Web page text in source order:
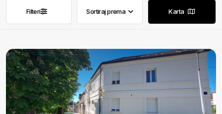
Ukloni filtere
Filteri Ukloni filtere
Sortiraj prema Karta